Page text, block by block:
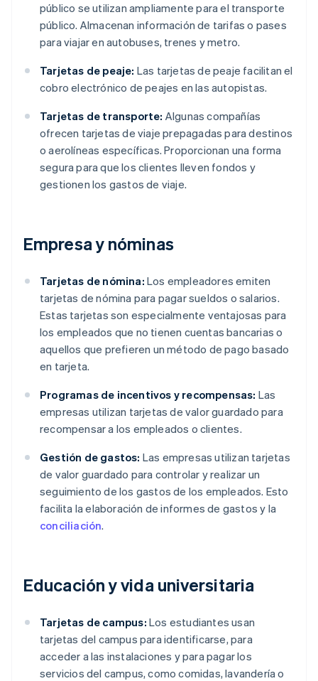
público se utilizan ampliamente para el transporte
público. Almacenan información de tarifas o pases
para viajar en autobuses, trenes y metro.
Tarjetas de peaje: Las tarjetas de peaje facilitan el
cobro electrónico de peajes en las autopistas.
Tarjetas de transporte: Algunas compañías
ofrecen tarjetas de viaje prepagadas para destinos
o aerolíneas específicas. Proporcionan una forma
segura para que los clientes lleven fondos y
gestionen los gastos de viaje.
Empresa y nóminas
Tarjetas de nómina: Los empleadores emiten
tarjetas de nómina para pagar sueldos o salarios.
Estas tarjetas son especialmente ventajosas para
los empleados que no tienen cuentas bancarias o
aquellos que prefieren un método de pago basado
en tarjeta.
Programas de incentivos y recompensas: Las
empresas utilizan tarjetas de valor guardado para
recompensar a los empleados o clientes.
Gestión de gastos: Las empresas utilizan tarjetas
de valor guardado para controlar y realizar un
seguimiento de los gastos de los empleados. Esto
facilita la elaboración de informes de gastos y la
conciliación.
Educación y vida universitaria
Tarjetas de campus: Los estudiantes usan
tarjetas del campus para identificarse, para
acceder a las instalaciones y para pagar los
servicios del campus, como comidas, lavandería o